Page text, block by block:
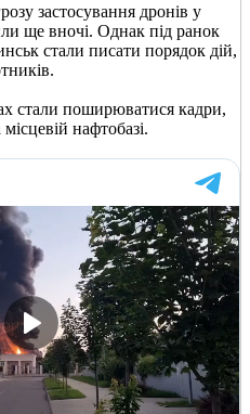
застосування дронів у
ще вночі. Однак під ранок
стали писати порядок дій,
стали поширюватися кадри,
нафтобазі.